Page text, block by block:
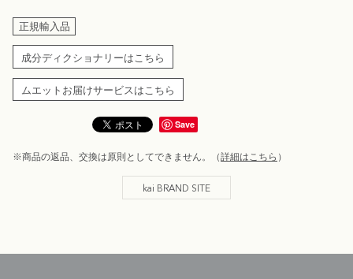
正規輸入品
成分ディクショナリーはこちら
ムエットお届けサービスはこちら
Save
※商品の返品、交換は原則としてできません。（詳細はこちら ）
kai BRAND SITE